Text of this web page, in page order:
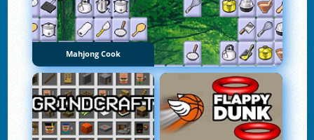
Mahjong Cook